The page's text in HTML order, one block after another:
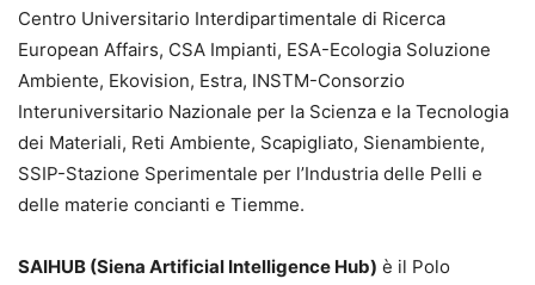
Centro Universitario Interdipartimentale di Ricerca
European Affairs, CSA Impianti, ESA-Ecologia Soluzione
Ambiente, Ekovision, Estra, INSTM-Consorzio
Interuniversitario Nazionale per la Scienza e la Tecnologia
dei Materiali, Reti Ambiente, Scapigliato, Sienambiente,
SSIP-Stazione Sperimentale per l’Industria delle Pelli e
delle materie concianti e Tiemme.
SAIHUB (Siena Artificial Intelligence Hub) è il Polo